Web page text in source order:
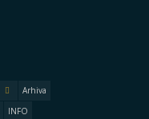
Arhiva
INFO